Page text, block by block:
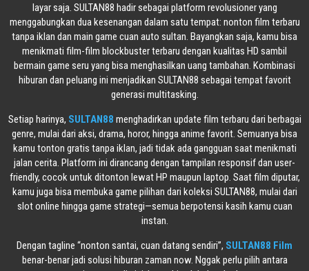
layar saja. SULTAN88 hadir sebagai platform revolusioner yang
menggabungkan dua kesenangan dalam satu tempat: nonton film terbaru
tanpa iklan dan main game cuan auto sultan. Bayangkan saja, kamu bisa
menikmati film-film blockbuster terbaru dengan kualitas HD sambil
bermain game seru yang bisa menghasilkan uang tambahan. Kombinasi
hiburan dan peluang ini menjadikan SULTAN88 sebagai tempat favorit
generasi multitasking.
Setiap harinya, SULTAN88 menghadirkan update film terbaru dari berbagai
genre, mulai dari aksi, drama, horor, hingga anime favorit. Semuanya bisa
kamu tonton gratis tanpa iklan, jadi tidak ada gangguan saat menikmati
jalan cerita. Platform ini dirancang dengan tampilan responsif dan user-
friendly, cocok untuk ditonton lewat HP maupun laptop. Saat film diputar,
kamu juga bisa membuka game pilihan dari koleksi SULTAN88, mulai dari
slot online hingga game strategi—semua berpotensi kasih kamu cuan
instan.
Dengan tagline “nonton santai, cuan datang sendiri”, SULTAN88 Film
benar-benar jadi solusi hiburan zaman now. Nggak perlu pilih antara